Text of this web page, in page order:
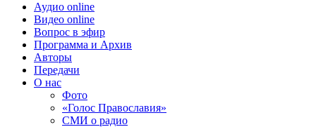
Аудио online
Видео online
Вопрос в эфир
Программа и Архив
Авторы
Передачи
О нас
Фото
«Голос Православия»
СМИ о радио